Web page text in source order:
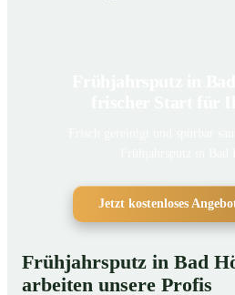
Jetzt kostenloses
Frühjahrsputz in Bad
arbeiten unsere Profis